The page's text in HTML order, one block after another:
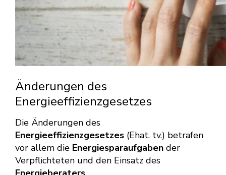
Änderungen des
Energieeffizienzgesetzes
Die Änderungen des
Energieeffizienzgesetzes (Ehat. tv.) betrafen
vor allem die Energiesparaufgaben der
Verpflichteten und den Einsatz des